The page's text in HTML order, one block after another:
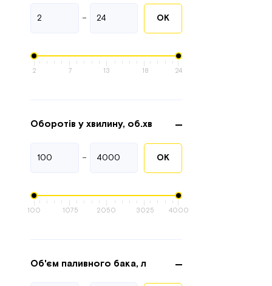
- ОК
2 7 13 18 24
Оборотів у хвилину, об.хв
- ОК
100 1075 2050 3025 4000
Об'єм паливного бака, л